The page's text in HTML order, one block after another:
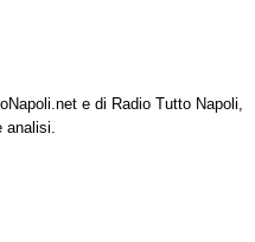
e di Radio Tutto Napoli,